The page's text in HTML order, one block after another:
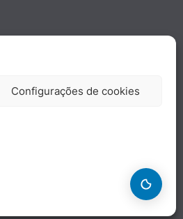
Configurações de cookies